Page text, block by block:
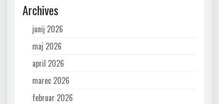
Archives
junij 2026
maj 2026
april 2026
marec 2026
februar 2026